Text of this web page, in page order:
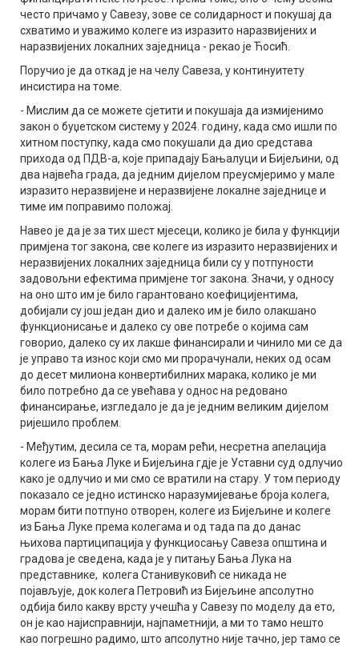
често причамо у Савезу, зове се солидарност и покушај да
схватимо и уважимо колеге из изразито наразвијених и
наразвијених локалних заједница - рекао је Ћосић.
Поручио је да откад је на челу Савеза, у континуитету
инсистира на томе.
- Мислим да се можете сјетити и покушаја да измијенимо
закон о буџетском систему у 2024. годину, када смо ишли по
хитном поступку, када смо покушали да дио средстава
прихода од ПДВ-а, које припадају Бањалуци и Бијељини, од
два највећа града, да једним дијелом преусмјеримо у мале
изразито неразвијене и неразвијене локалне заједнице и
тиме им поправимо положај.
Навео је да је за тих шест мјесеци, колико је била у функцији
примјена тог закона, све колеге из изразито неразвијених и
неразвијених локалних заједница били су у потпуности
задовољни ефектима примјене тог закона. Значи, у односу
на оно што им је било гарантовано коефицијентима,
добијали су још један дио и далеко им је било олакшано
функционисање и далеко су ове потребе о којима сам
говорио, далеко су их лакше финансирали и чинило ми се да
је управо та износ који смо ми прорачунали, неких од осам
до десет милиона конвертибилних марака, колико је ми
било потребно да се увећава у однос на редовано
финансирање, изгледало је да је једним великим дијелом
ријешило проблем.
- Међутим, десила се та, морам рећи, несретна апелација
колеге из Бања Луке и Бијељина гдје је Уставни суд одлучио
како је одлучио и ми смо се вратили на стару. У том периоду
показало се једно истинско наразумијевање броја колега,
морам бити потпуно отворен, колеге из Бијељине и колеге
из Бања Луке према колегама и од тада па до данас
њихова партиципација у функциосању Савеза општина и
градова је сведена, када је у питању Бања Лука на
представнике, колега Станивуковић се никада не
појављује, док колега Петровић из Бијељине апсолутно
одбија било какву врсту учешћа у Савезу по моделу да ето,
он је као најисправнији, најпаметнији, а ми то тамо нешто
као погрешно радимо, што апсолутно није тачно, јер тамо се